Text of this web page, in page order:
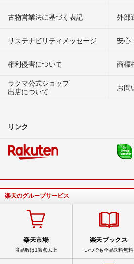
古物営業法に基づく表記 外部
サステナビリティメッセージ 安心
権利侵害について
商標
ラクマ公式ショップ
出店について
お問
リンク
楽天のグループサービス
楽天市場
商品数は1億点以上
楽天ブックス
いつでも全品送料無料